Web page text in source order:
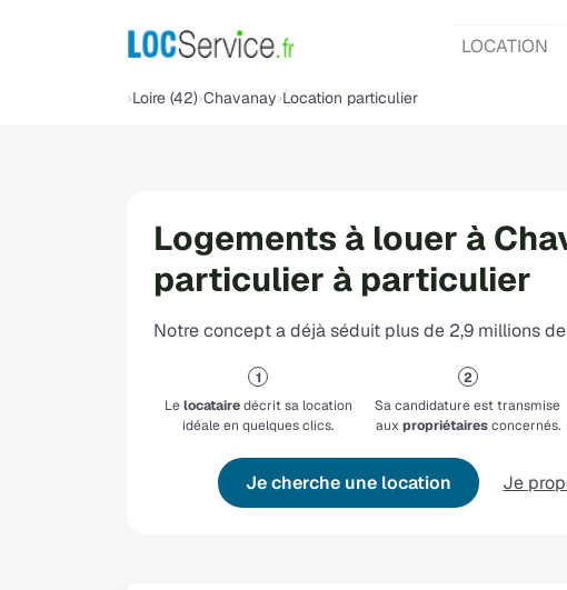
LOCATION
Loire (42) Chavanay Location particulier
Logements à louer à
particulier à particulier
Notre concept a déjà séduit plus de 2,9 millions
Lelocatairedécrit sa location
idéale en quelques clics.
Sa candidature est transmise
auxpropriétairesconcernés.
Je cherche une location Je